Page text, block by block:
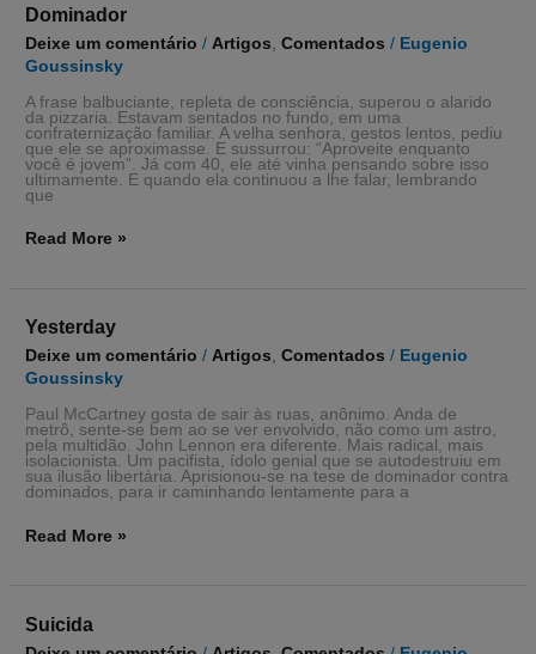
Dominador
Deixe um comentário /Artigos,Comentados / Eugenio
Goussinsky
A frase balbuciante, repleta de consciência, superou o alarido
da pizzaria. Estavam sentados no fundo, em uma
confraternização familiar. A velha senhora, gestos lentos, pediu
que ele se aproximasse. E sussurrou: “Aproveite enquanto
você é jovem”. Já com 40, ele até vinha pensando sobre isso
ultimamente. E quando ela continuou a lhe falar, lembrando
que
Dominador
Read More »
Yesterday
Deixe um comentário /Artigos,Comentados / Eugenio
Goussinsky
Paul McCartney gosta de sair às ruas, anônimo. Anda de
metrô, sente-se bem ao se ver envolvido, não como um astro,
pela multidão. John Lennon era diferente. Mais radical, mais
isolacionista. Um pacifista, ídolo genial que se autodestruiu em
sua ilusão libertária. Aprisionou-se na tese de dominador contra
dominados, para ir caminhando lentamente para a
Yesterday
Read More »
Suicida
Suicida